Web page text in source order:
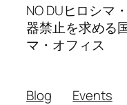
NO DUヒロシマ
器禁止を求める
マ・オフィス
Blog
Events